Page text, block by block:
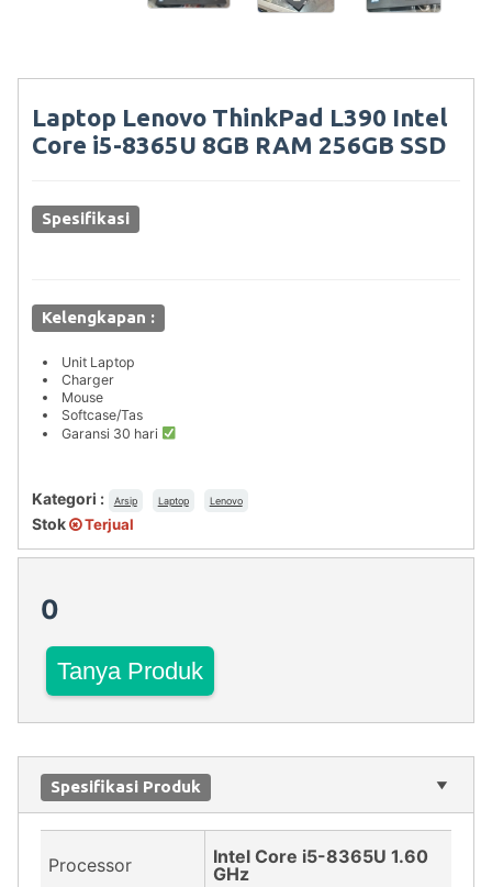
Laptop Lenovo ThinkPad L390 Intel
Core i5-8365U 8GB RAM 256GB SSD
Spesifikasi
Kelengkapan :
Unit Laptop
Charger
Mouse
Softcase/Tas
Garansi 30 hari
Kategori : Arsip Laptop Lenovo
Stok Terjual
0
Tanya Produk
Spesifikasi Produk
Processor
Intel Core i5-8365U 1.60
GHz